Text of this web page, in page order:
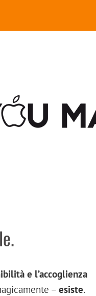
e l’accoglienza
– esiste.